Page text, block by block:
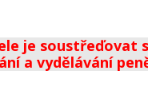
je soustřeďovat
a vydělávání